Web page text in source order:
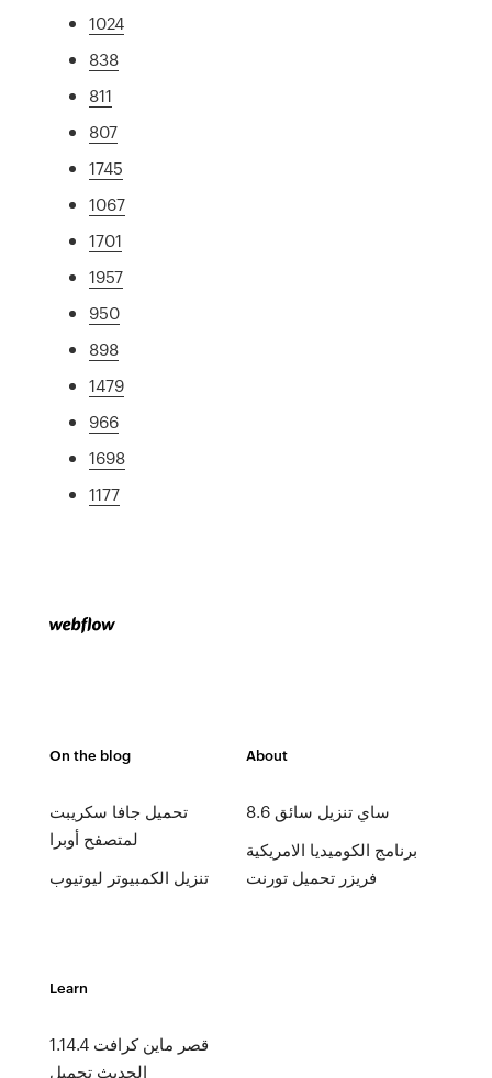
1024
838
811
807
1745
1067
1701
1957
950
898
1479
966
1698
1177
On the blog
تحميل جافا سكريبت
لمتصفح أوبرا
تنزيل الكمبيوتر ليوتيوب
About
ساي تنزيل سائق 8.6
برنامج الكوميديا ​​الامريكية
فريزر تحميل تورنت
Learn
1.14.4 قصر ماين كرافت
الحديث تحميل